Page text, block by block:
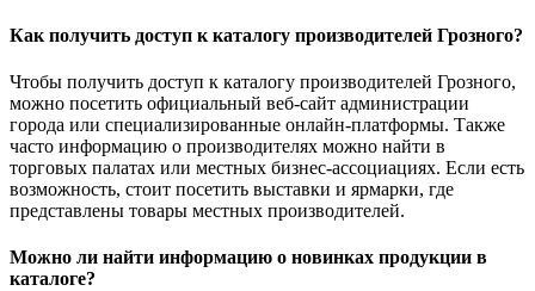
Как получить доступ к каталогу производителей Грозного?
Чтобы получить доступ к каталогу производителей Грозного,
можно посетить официальный веб-сайт администрации
города или специализированные онлайн-платформы. Также
часто информацию о производителях можно найти в
торговых палатах или местных бизнес-ассоциациях. Если есть
возможность, стоит посетить выставки и ярмарки, где
представлены товары местных производителей.
Можно ли найти информацию о новинках продукции в
каталоге?